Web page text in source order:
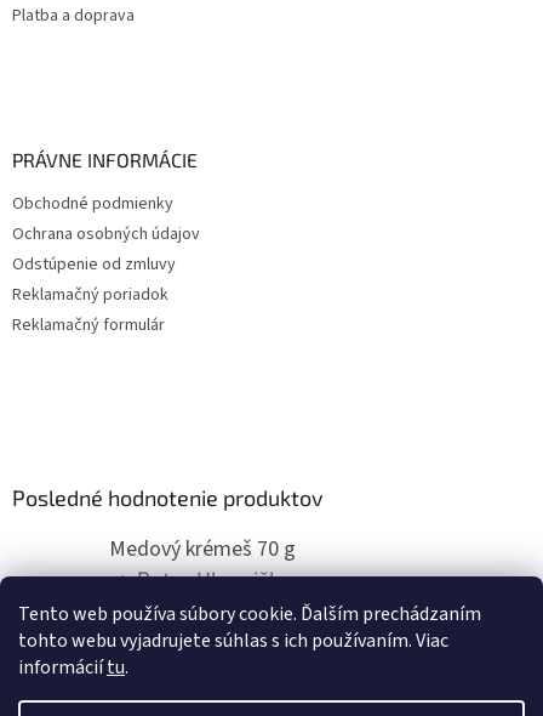
Tento web používa súbory cookie. Ďalším prechádzaním
tohto webu vyjadrujete súhlas s ich používaním. Viac
informáciítu.
Platba a doprava
PRÁVNE INFORMÁCIE
Obchodné podmienky
Ochrana osobných údajov
Odstúpenie od zmluvy
Reklamačný poriadok
Reklamačný formulár
Posledné hodnotenie produktov
Medový krémeš 70 g
| Peter Hlavnička
super